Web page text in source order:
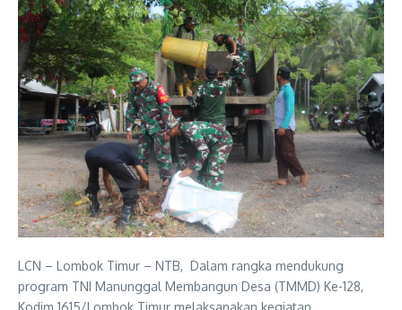
LCN – Lombok Timur – NTB, Dalam rangka mendukung
program TNI Manunggal Membangun Desa (TMMD) Ke-128,